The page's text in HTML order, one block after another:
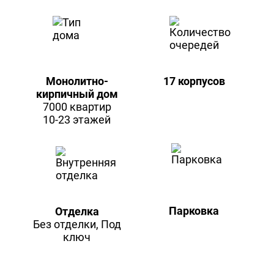
Монолитно-
кирпичный дом
7000 квартир
10-23 этажей
17 корпусов
Отделка
Без отделки, Под
ключ
Парковка